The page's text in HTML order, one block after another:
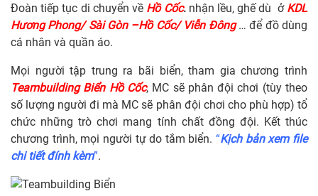
Đoàn tiếp tục di chuyển về Hồ Cốc.nhận lều, ghế dù ở KDL
Hương Phong/ Sài Gòn –Hồ Cốc/ Viễn Đông… để đồ dùng
cá nhân và quần áo.
Mọi người tập trung ra bãi biển, tham gia chương trình
Teambuilding Biển Hồ Cốc, MC sẽ phân đội chơi (tùy theo
số lượng người đi mà MC sẽ phân đội chơi cho phù hợp) tổ
chức những trò chơi mang tính chất đồng đội. Kết thúc
chương trình, mọi người tự do tắm biển.“Kịch bản xem file
chi tiết đính kèm”.